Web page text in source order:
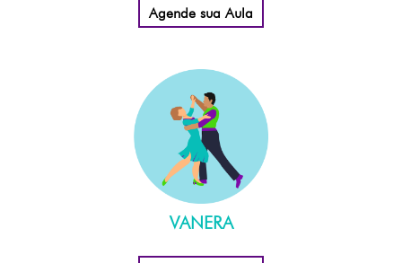
Agende sua Aula
VANERA